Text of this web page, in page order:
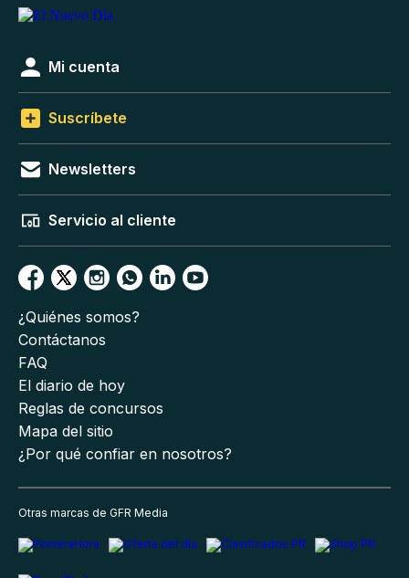
Mi cuenta
Suscríbete
Newsletters
Servicio al cliente
¿Quiénes somos?
Contáctanos
FAQ
El diario de hoy
Reglas de concursos
Mapa del sitio
¿Por qué confiar en nosotros?
Otras marcas de GFR Media